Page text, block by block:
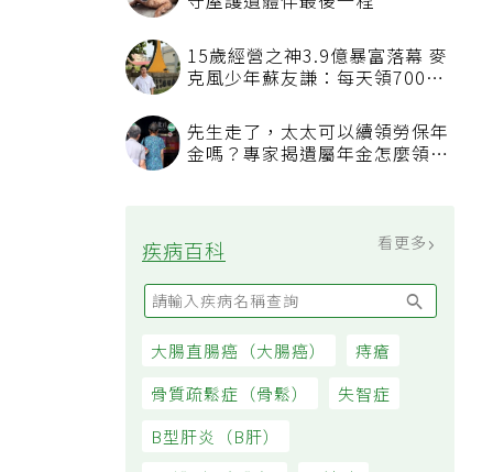
守屋護遺體伴最後一程
15歲經營之神3.9億暴富落幕 麥
克風少年蘇友謙：每天領700元
過日子
先生走了，太太可以續領勞保年
疾病百科